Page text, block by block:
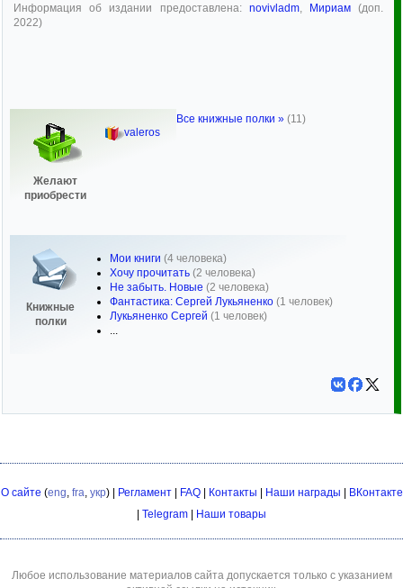
Информация об издании предоставлена: novivladm, Мириам(доп.
2022)
Желают
приобрести
valeros
Книжные
полки
Мои книги (4 человека)
Хочу прочитать (2 человека)
Не забыть. Новые (2 человека)
Фантастика: Сергей Лукьяненко (1 человек)
Лукьяненко Сергей (1 человек)
...
Все книжные полки » (11)
О сайте (eng, fra, укр) | Регламент| FAQ| Контакты Наши награды
ВКонтакте
Telegram Наши товары
Любое использование материалов сайта допускается только с указанием